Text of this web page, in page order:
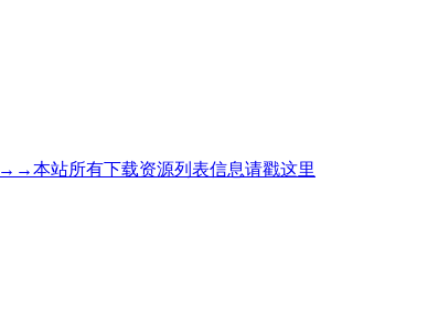
→→本站所有下载资源列表信息请戳这里